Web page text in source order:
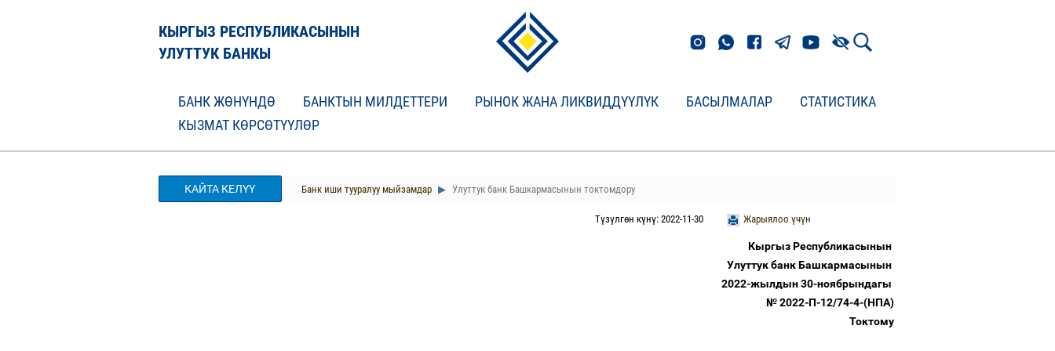
КЫРГЫЗ РЕСПУБЛИКАСЫНЫН
УЛУТТУК БАНКЫ
БАНК ЖӨНҮНДӨ БАНКТЫН МИЛДЕТТЕРИ РЫНОК ЖАНА ЛИКВИДДҮҮЛҮК БАСЫЛМАЛАР
СТАТИСТИКА
КЫЗМАТ КӨРСӨТҮҮЛӨР
КАЙТА КЕЛҮҮ Банк иши тууралуу мыйзамдар Улуттук банк Башкармасынын токтомдору
Жарыялоо үчүн
Түзүлгөн күнү: 2022-11-30
Кыргыз Республикасынын
Улуттук банк Башкармасынын
2022-жылдын 30-ноябрындагы
№ 2022-П-12/74-4-(НПА)
Токтому